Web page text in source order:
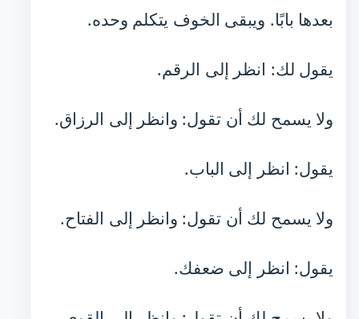
بعدها بابًا. ويبقى الخوف يتكلم وحده.
يقول لك: انظر إلى الرقم.
ولا يسمح لك أن تقول: وانظر إلى الرزاق.
يقول: انظر إلى الباب.
ولا يسمح لك أن تقول: وانظر إلى الفتاح.
يقول: انظر إلى ضعفك.